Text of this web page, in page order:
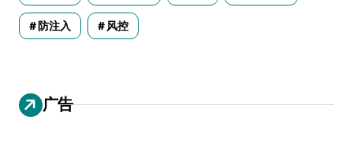
防注入 风控
广告